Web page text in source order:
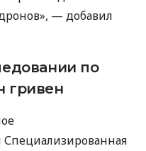
— добавил
по
гривен